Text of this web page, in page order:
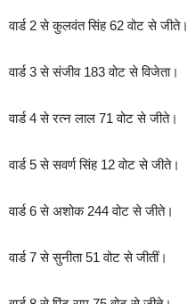
वार्ड 2 से कुलवंत सिंह 62 वोट से जीते।
वार्ड 3 से संजीव 183 वोट से विजेता।
वार्ड 4 से रत्न लाल 71 वोट से जीते।
वार्ड 5 से सवर्ण सिंह 12 वोट से जीते।
वार्ड 6 से अशोक 244 वोट से जीते।
वार्ड 7 से सुनीता 51 वोट से जीतीं।